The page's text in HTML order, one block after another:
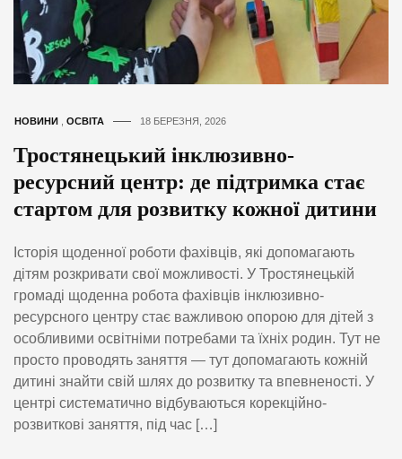
НОВИНИ ОСВІТА 18 БЕРЕЗНЯ, 2026
Тростянецький інклюзивно-
ресурсний центр: де підтримка стає
стартом для розвитку кожної дитини
Історія щоденної роботи фахівців, які допомагають
дітям розкривати свої можливості. У Тростянецькій
громаді щоденна робота фахівців інклюзивно-
ресурсного центру стає важливою опорою для дітей з
особливими освітніми потребами та їхніх родин. Тут не
просто проводять заняття — тут допомагають кожній
дитині знайти свій шлях до розвитку та впевненості. У
центрі систематично відбуваються корекційно-
розвиткові заняття, під час […]